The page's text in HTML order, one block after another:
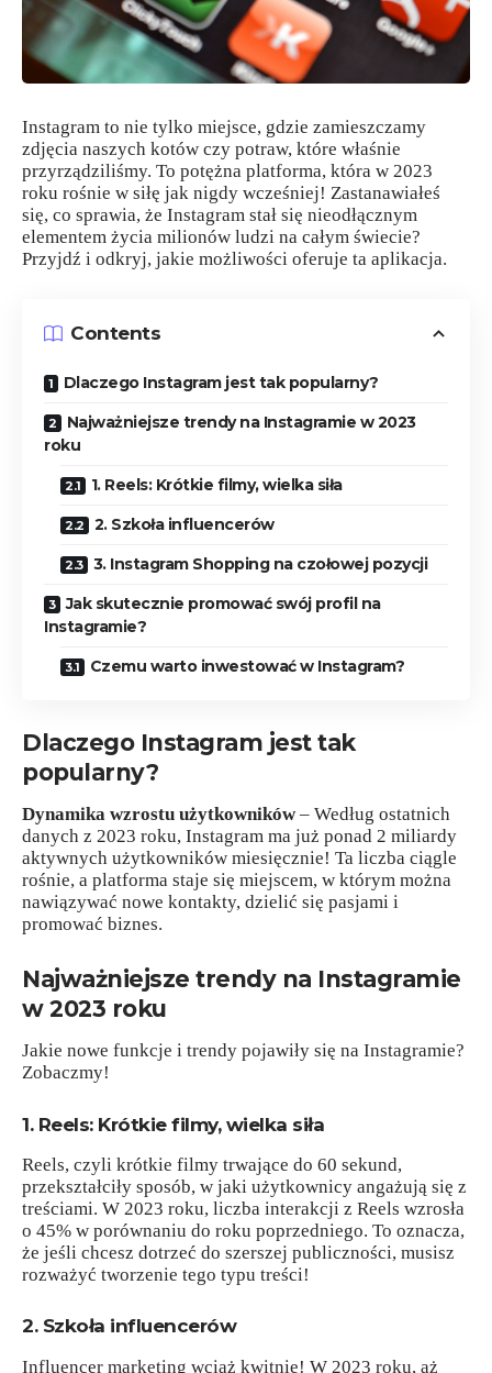
Instagram to nie tylko miejsce, gdzie zamieszczamy
zdjęcia naszych kotów czy potraw, które właśnie
przyrządziliśmy. To potężna platforma, która w 2023
roku rośnie w siłę jak nigdy wcześniej! Zastanawiałeś
się, co sprawia, że Instagram stał się nieodłącznym
elementem życia milionów ludzi na całym świecie?
Przyjdź i odkryj, jakie możliwości oferuje ta aplikacja.
Contents
Dlaczego Instagram jest tak popularny?
Najważniejsze trendy na Instagramie w 2023
roku
1. Reels: Krótkie filmy, wielka siła
2. Szkoła influencerów
3. Instagram Shopping na czołowej pozycji
Jak skutecznie promować swój profil na
Instagramie?
Czemu warto inwestować w Instagram?
Dlaczego Instagram jest tak
popularny?
Dynamika wzrostu użytkowników – Według ostatnich
danych z 2023 roku, Instagram ma już ponad 2 miliardy
aktywnych użytkowników miesięcznie! Ta liczba ciągle
rośnie, a platforma staje się miejscem, w którym można
nawiązywać nowe kontakty, dzielić się pasjami i
promować biznes.
Najważniejsze trendy na Instagramie
w 2023 roku
Jakie nowe funkcje i trendy pojawiły się na Instagramie?
Zobaczmy!
1. Reels: Krótkie filmy, wielka siła
Reels, czyli krótkie filmy trwające do 60 sekund,
przekształciły sposób, w jaki użytkownicy angażują się z
treściami. W 2023 roku, liczba interakcji z Reels wzrosła
o 45% w porównaniu do roku poprzedniego. To oznacza,
że jeśli chcesz dotrzeć do szerszej publiczności, musisz
rozważyć tworzenie tego typu treści!
2. Szkoła influencerów
Influencer marketing wciąż kwitnie! W 2023 roku, aż